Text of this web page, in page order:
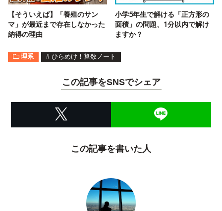
【そういえば】「養殖のサン
マ」が最近まで存在しなかった
納得の理由
小学5年生で解ける「正方形の
面積」の問題、1分以内で解け
ますか？
理系 # ひらめけ！算数ノート
この記事をSNSでシェア
この記事を書いた人